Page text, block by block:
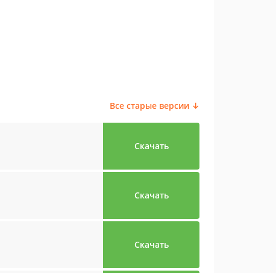
Все старые версии ↓
Скачать
Скачать
Скачать